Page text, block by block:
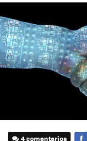
4 comentarios